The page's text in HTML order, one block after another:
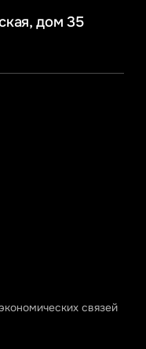
дом 35
связей